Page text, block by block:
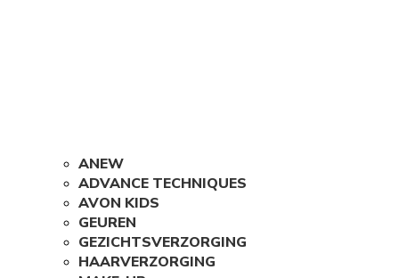
ANEW
ADVANCE TECHNIQUES
AVON KIDS
GEUREN
GEZICHTSVERZORGING
HAARVERZORGING